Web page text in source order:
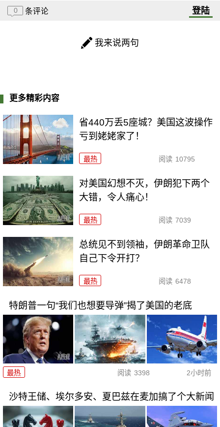
0 条评论 登陆
我来说两句
更多精彩内容
省440万丢5座城？美国这波操作
亏到姥姥家了！
最热 阅读 10795
对美国幻想不灭，伊朗犯下两个
大错，令人痛心！
最热 阅读 7039
总统见不到领袖，伊朗革命卫队
自己下令开打？
最热 阅读 6478
特朗普一句“我们也想要导弹”揭了美国的老底
最热 阅读 3398 2小时前
沙特王储、埃尔多安、夏巴兹在麦加搞了个大新闻